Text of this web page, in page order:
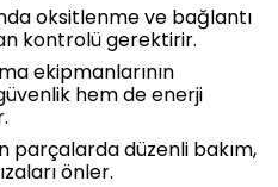
oksitlenme ve bağlantı
kontrolü gerektirir.
ekipmanlarının
hem de enerji
parçalarda düzenli bakım,
önler.